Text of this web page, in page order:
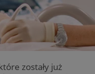
zostały już